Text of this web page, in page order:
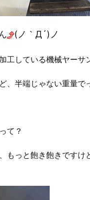
(ノ｀Д´)ノ
工している機械ヤーサ
、半端じゃない重量で
て？
もっと飽き飽きです